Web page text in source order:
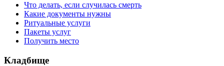
Что делать, если случилась смерть
Какие документы нужны
Ритуальные услуги
Пакеты услуг
Получить место
Кладбище